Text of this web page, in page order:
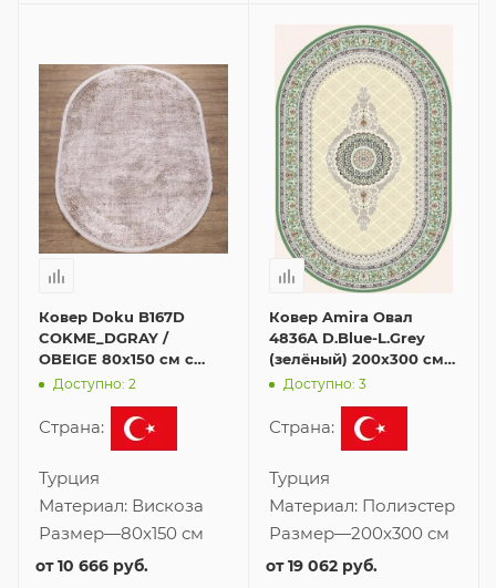
Ковер Doku B167D
COKME_DGRAY /
OBEIGE 80x150 см с
бахромой в форме
Доступно: 2
Страна:
Турция
Материал: Вискоза
Размер—80x150 см
от10 666 руб.
Ковер Amira Овал
4836A D.Blue-L.Grey
(зелёный) 200x300 см с
бахромой в форме
Доступно: 3
Страна:
Турция
Материал: Полиэстер
Размер—200x300 см
от19 062 руб.